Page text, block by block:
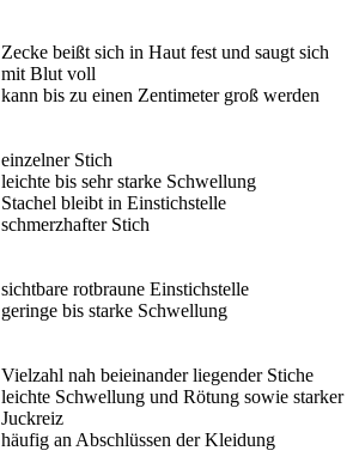
Zecke beißt sich in Haut fest und saugt sich
mit Blut voll
kann bis zu einen Zentimeter groß werden
einzelner Stich
leichte bis sehr starke Schwellung
Stachel bleibt in Einstichstelle
schmerzhafter Stich
sichtbare rotbraune Einstichstelle
geringe bis starke Schwellung
Vielzahl nah beieinander liegender Stiche
leichte Schwellung und Rötung sowie starker
Juckreiz
häufig an Abschlüssen der Kleidung